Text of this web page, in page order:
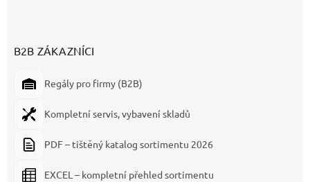
B2B ZÁKAZNÍCI
Regály pro firmy (B2B)
Kompletní servis, vybavení skladů
PDF – tištěný katalog sortimentu 2026
EXCEL – kompletní přehled sortimentu